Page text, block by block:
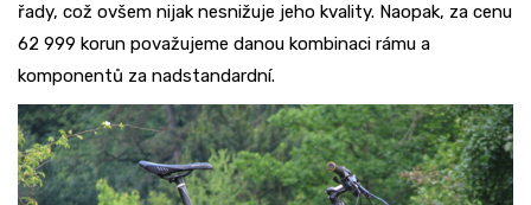
řady, což ovšem nijak nesnižuje jeho kvality. Naopak, za cenu
62 999 korun považujeme danou kombinaci rámu a
komponentů za nadstandardní.